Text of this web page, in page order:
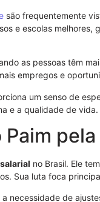
são frequentemente
e escolas melhores,
as pessoas têm
empregos e
um senso de
e a qualidade de vida.
salarial no Brasil. Ele
Sua luta foca
necessidade de